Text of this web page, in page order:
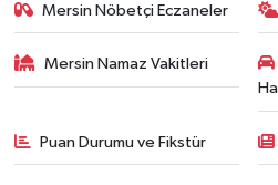
Mersin Nöbetçi Eczaneler
Mersin Namaz Vakitleri
Puan Durumu ve Fikstür